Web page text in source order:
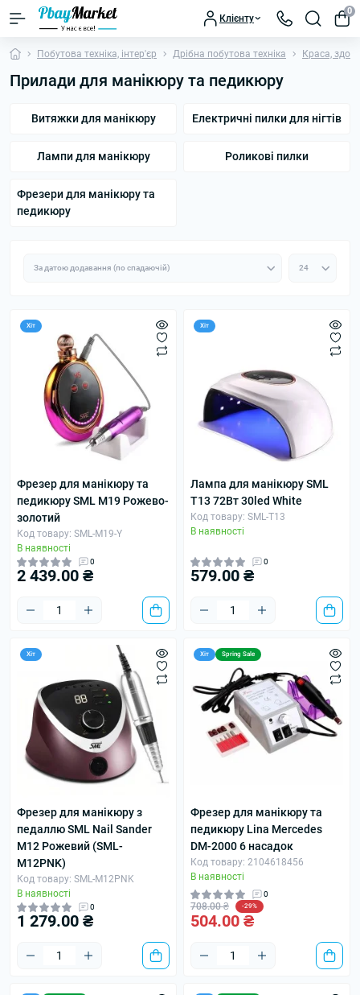
Клієнту
0
Побутова техніка, інтер'єр Дрібна побутова техніка Краса,
Прилади для манікюру та педикюру
Витяжки для манікюру Електричні пилки для нігтів
Лампи для манікюру Роликові пилки
Фрезери для манікюру та
педикюру
Хіт
Фрезер для манікюру та
педикюру SML M19 Рожево-
золотий
Код товару: SML-M19-Y
В наявності
0
2 439.00 ₴
Хіт
Лампа для манікюру SML
T13 72Вт 30led White
Код товару: SML-T13
В наявності
0
579.00 ₴
Хіт
Фрезер для манікюру з
педаллю SML Nail Sander
M12 Рожевий (SML-
M12PNK)
Код товару: SML-M12PNK
В наявності
0
1 279.00 ₴
Хіт Spring Sale
Фрезер для манікюру та
педикюру Lina Mercedes
DM-2000 6 насадок
Код товару: 2104618456
В наявності
0
708.00 ₴ -29%
504.00 ₴